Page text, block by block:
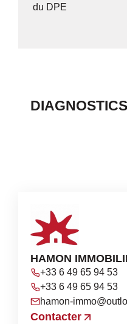
du DPE
HAMON
+33 6 49 65 94 53
+33 6 49 65 94 53
hamon-
Contacter